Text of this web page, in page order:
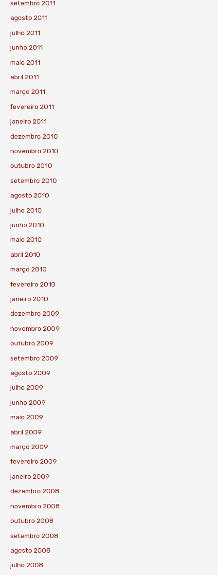
setembro 2011
agosto 2011
julho 2011
junho 2011
maio 2011
abril 2011
março 2011
fevereiro 2011
janeiro 2011
dezembro 2010
novembro 2010
outubro 2010
setembro 2010
agosto 2010
julho 2010
junho 2010
maio 2010
abril 2010
março 2010
fevereiro 2010
janeiro 2010
dezembro 2009
novembro 2009
outubro 2009
setembro 2009
agosto 2009
julho 2009
junho 2009
maio 2009
abril 2009
março 2009
fevereiro 2009
janeiro 2009
dezembro 2008
novembro 2008
outubro 2008
setembro 2008
agosto 2008
julho 2008